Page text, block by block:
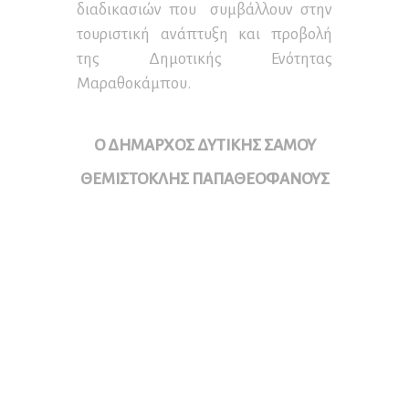
διαδικασιών που συμβάλλουν στην
τουριστική ανάπτυξη και προβολή
της Δημοτικής Ενότητας
Μαραθοκάμπου.
Ο ΔΗΜΑΡΧΟΣ ΔΥΤΙΚΗΣ ΣΑΜΟΥ
ΘΕΜΙΣΤΟΚΛΗΣ ΠΑΠΑΘΕΟΦΑΝΟΥΣ